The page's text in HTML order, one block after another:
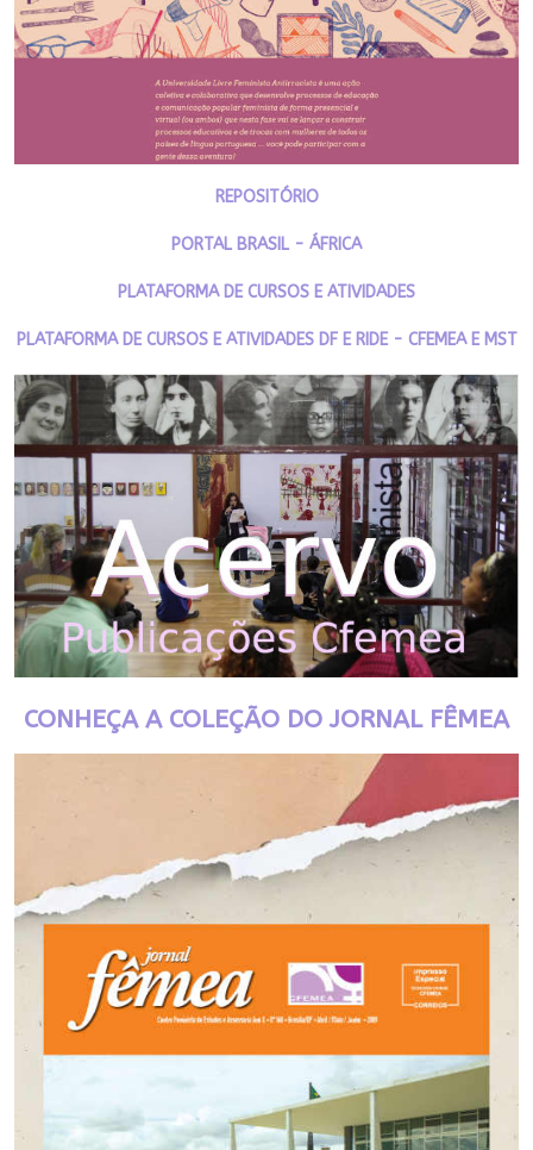
REPOSITÓRIO
PORTAL BRASIL - ÁFRICA
PLATAFORMA DE CURSOS E ATIVIDADES
PLATAFORMA DE CURSOS E ATIVIDADES DF E RIDE - CFEMEA E MST
CONHEÇA A COLEÇÃO DO JORNAL FÊMEA